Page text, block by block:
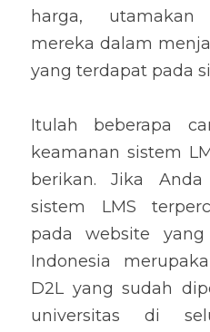
harga,
mereka dalam
yang terdapat pada
Itulah beberapa
keamanan sistem
berikan. Jika
sistem LMS
pada website
Indonesia
D2L yang sudah
universitas di